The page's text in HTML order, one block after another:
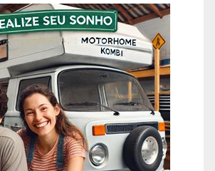
e
pensa em
aquele
faz tudo
os